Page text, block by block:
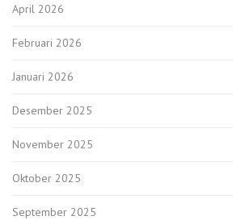
April 2026
Februari 2026
Januari 2026
Desember 2025
November 2025
Oktober 2025
September 2025